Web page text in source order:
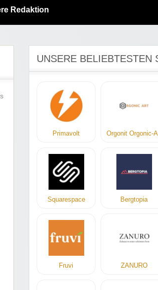
Redaktion
UNSERE BELIEBTESTEN
Primavolt Orgonit Orgonic-
Squarespace Bergtopia
Fruvi ZANURO